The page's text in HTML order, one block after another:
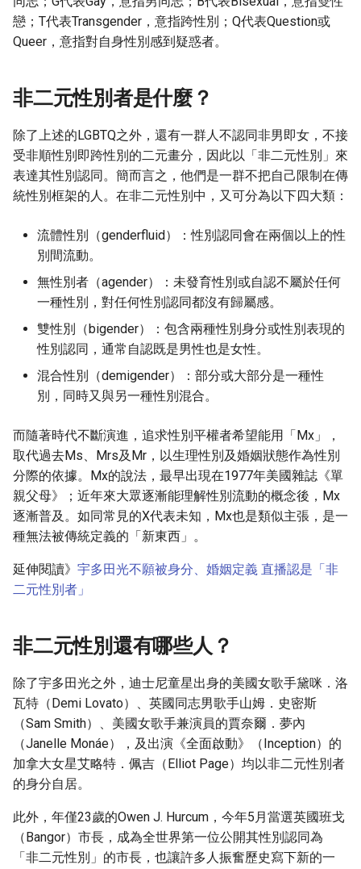
戀；T代表Transgender，意指跨性別；Q代表Question或
Queer，意指對自身性別感到疑惑者。
非二元性別者是什麼？
除了上述的LGBTQ之外，還有一群人不認同非男即女，不接
受非順性別即跨性別的二元畫分，因此以「非二元性別」來
表達其性別認同。簡而言之，他們是一群不把自己限制在傳
統性別框架的人。在非二元性別中，又可分為以下四大類：
流體性別（genderfluid）：性別認同會在兩個以上的性
別間流動。
無性別者（agender）：未發育性別或自認不屬於任何
一種性別，對任何性別認同都沒有歸屬感。
雙性別（bigender）：包含兩種性別身分或性別表現的
性別認同，通常自認既是男性也是女性。
混合性別（demigender）：部分或大部分是一種性
別，同時又與另一種性別混合。
而隨著時代不斷演進，追求性別平權者希望能用「Mx」，
取代過去Ms、Mrs及Mr，以生理性別及婚姻狀態作為性別
分際的依據。Mx的說法，最早出現在1977年美國雜誌《單
親父母》；近年來大眾逐漸能理解性別流動的概念後，Mx
逐漸普及。如同常見的X代表未知，Mx也是類似主張，是一
種無法被傳統定義的「新東西」。
延伸閱讀》 宇多田光不願被身分、婚姻定義 直播認是「非
二元性別者」
非二元性別還有哪些人？
除了宇多田光之外，迪士尼童星出身的美國女歌手黛咪．洛
瓦特（Demi Lovato）、英國同志男歌手山姆．史密斯
（Sam Smith）、美國女歌手兼演員的賈奈爾．夢內
（Janelle Monáe），及出演《全面啟動》（Inception）的
加拿大女星艾略特．佩吉（Elliot Page）均以非二元性別者
的身分自居。
此外，年僅23歲的Owen J. Hurcum，今年5月當選英國班戈
（Bangor）市長，成為全世界第一位公開其性別認同為
「非二元性別」的市長，也讓許多人振奮歷史寫下新的一